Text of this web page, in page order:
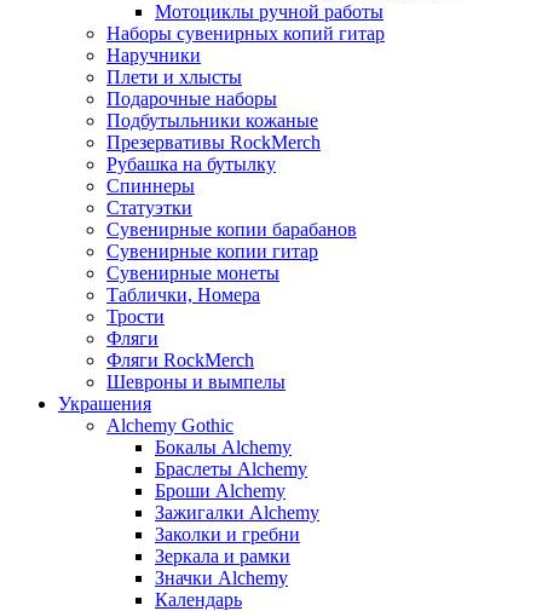
Мотоциклы ручной работы
Наборы сувенирных копий гитар
Наручники
Плети и хлысты
Подарочные наборы
Подбутыльники кожаные
Презервативы RockMerch
Рубашка на бутылку
Спиннеры
Статуэтки
Сувенирные копии барабанов
Сувенирные копии гитар
Сувенирные монеты
Таблички, Номера
Трости
Фляги
Фляги RockMerch
Шевроны и вымпелы
Украшения
Alchemy Gothic
Бокалы Alchemy
Браслеты Alchemy
Броши Alchemy
Зажигалки Alchemy
Заколки и гребни
Зеркала и рамки
Значки Alchemy
Календарь